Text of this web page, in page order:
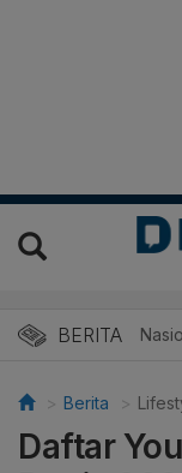
BERITA
Berita
Daftar